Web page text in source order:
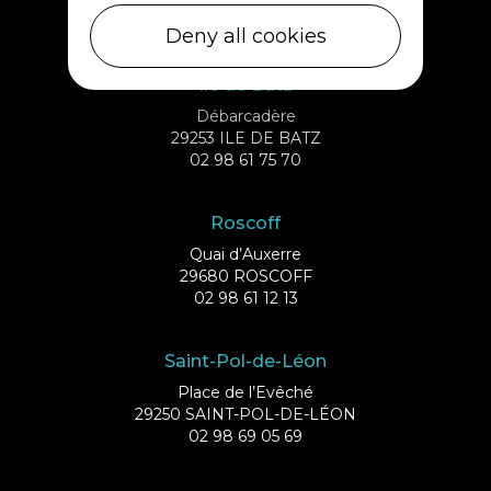
Débarcadère
29253 ILE DE BATZ
02 98 61 75 70
Roscoff
Quai d’Auxerre
29680 ROSCOFF
02 98 61 12 13
Saint-Pol-de-Léon
Place de l’Evêché
29250 SAINT-POL-DE-LÉON
02 98 69 05 69
Deny all cookies